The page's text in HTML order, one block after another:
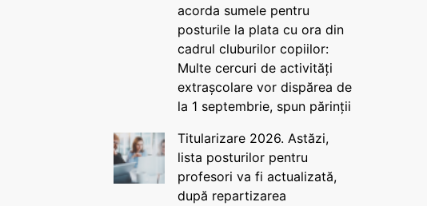
acorda sumele pentru
posturile la plata cu ora din
cadrul cluburilor copiilor:
Multe cercuri de activități
extrașcolare vor dispărea de
la 1 septembrie, spun părinții
Titularizare 2026. Astăzi,
lista posturilor pentru
profesori va fi actualizată,
după repartizarea